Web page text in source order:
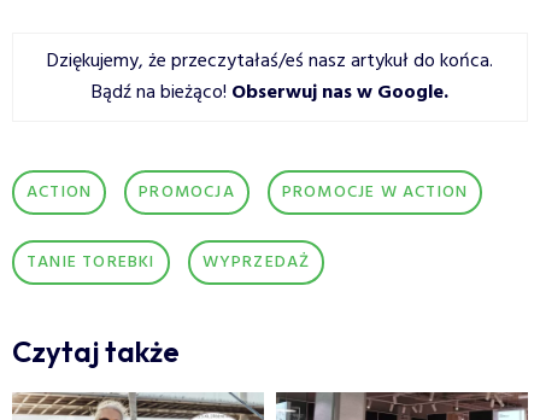
Dziękujemy, że przeczytałaś/eś nasz artykuł do końca.
Bądź na bieżąco! Obserwuj nas w Google.
ACTION PROMOCJA PROMOCJE W ACTION
TANIE TOREBKI WYPRZEDAŻ
Czytaj także